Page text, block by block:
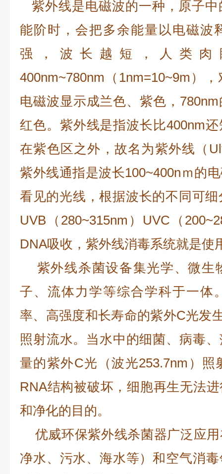
紫外线是电磁波的一种，原子
能阶时，会把多余能量以电磁波
强，波长越短，人类肉
400nm~780nm（1nm=10~9m）
电磁波显示成兰色、紫色，
红色。紫外线是指波长比400nm
在紫色区之外，故名为紫外线（
紫外线通指是波长100~400nｍ的
看见的光线，根据波长的不同可
UVB（280~315nm）UVC（
DNA吸收，紫外线消毒系统就是使
紫外线杀菌设备集光学、微生
子、流体力学等综合学科于一体
率、高强度和长寿命的紫外C光发
照射流水。当水中的细菌、病毒
量的紫外C光（波光253.7nm）照
RNA结构被破坏，细胞再生无法
和净化的目的。
优威环保紫外线杀菌器广泛应
净水、污水、海水等）和空气消